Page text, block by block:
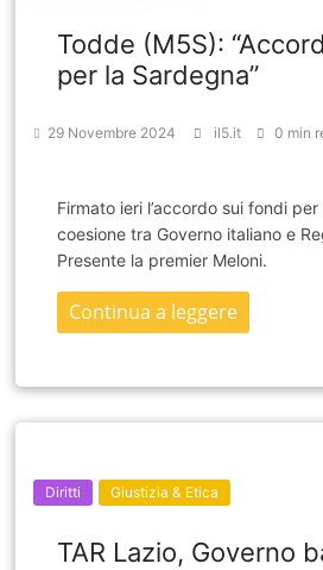
Todde (M5S):
per la Sardegna”
29 Novembre 2024 il5.it 0 min
Firmato ieri l’accordo sui fondi
coesione tra Governo italiano e
Presente la premier Meloni.
Continua a leggere
Diritti Giustizia & Etica
TAR Lazio, Governo